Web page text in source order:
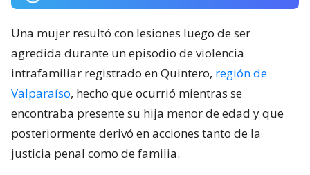
Una mujer resultó con lesiones luego de ser
agredida durante un episodio de violencia
intrafamiliar registrado en Quintero, región de
Valparaíso, hecho que ocurrió mientras se
encontraba presente su hija menor de edad y que
posteriormente derivó en acciones tanto de la
justicia penal como de familia.